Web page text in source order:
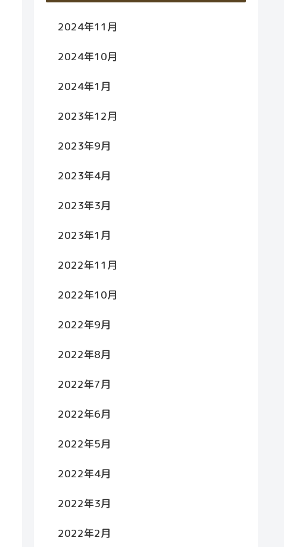
2024年11月
2024年10月
2024年1月
2023年12月
2023年9月
2023年4月
2023年3月
2023年1月
2022年11月
2022年10月
2022年9月
2022年8月
2022年7月
2022年6月
2022年5月
2022年4月
2022年3月
2022年2月